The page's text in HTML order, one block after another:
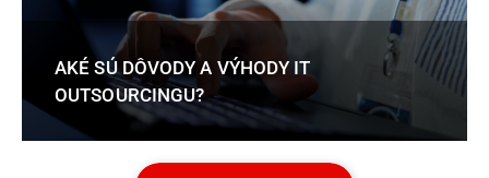
AKÉ SÚ DÔVODY A VÝHODY IT
OUTSOURCINGU?